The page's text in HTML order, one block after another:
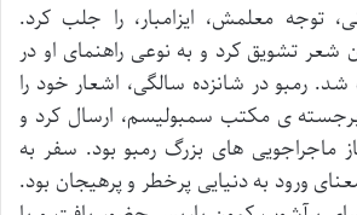
توجه معلمش، ایزامبار، را جلب کرد.
شعر تشویق کرد و به نوعی راهنمای او در
شد. رمبو در شانزده سالگی، اشعار خود را
ی مکتب سمبولیسم، ارسال کرد و
ماجراجویی های بزرگ رمبو بود. سفر به
ورود به دنیایی پرخطر و پرهیجان بود.